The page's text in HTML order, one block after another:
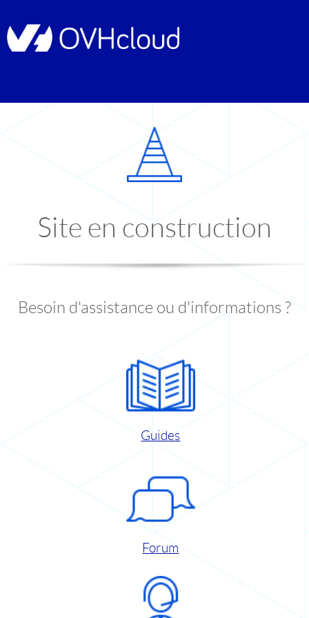
Site en construction
Besoin d'assistance ou d'informations ?
Guides
Forum